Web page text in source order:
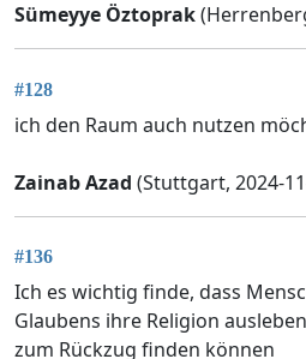
Sümeyye Öztoprak
#128
ich den Raum auch nutzen
Zainab Azad (Stuttgart, 2024-
#136
Ich es wichtig finde, dass
Glaubens ihre Religion
zum Rückzug finden können